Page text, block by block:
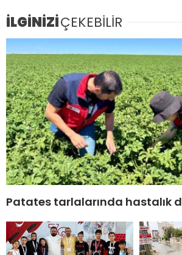
İLGİNİZİÇEKEBİLİR
Patates tarlalarında hastalık